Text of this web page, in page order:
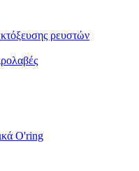
ρευστών
O'ring